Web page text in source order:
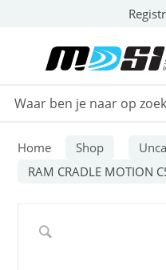
Home Shop
RAM CRADLE MOTION